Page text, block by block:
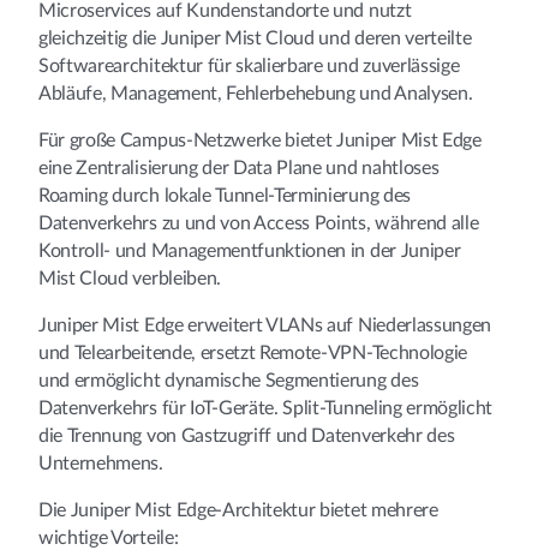
Microservices auf Kundenstandorte und nutzt
gleichzeitig die Juniper Mist Cloud und deren verteilte
Softwarearchitektur für skalierbare und zuverlässige
Abläufe, Management, Fehlerbehebung und Analysen.
Für große Campus-Netzwerke bietet Juniper Mist Edge
eine Zentralisierung der Data Plane und nahtloses
Roaming durch lokale Tunnel-Terminierung des
Datenverkehrs zu und von Access Points, während alle
Kontroll- und Managementfunktionen in der Juniper
Mist Cloud verbleiben.
Juniper Mist Edge erweitert VLANs auf Niederlassungen
und Telearbeitende, ersetzt Remote‑VPN-Technologie
und ermöglicht dynamische Segmentierung des
Datenverkehrs für IoT-Geräte. Split-Tunneling ermöglicht
die Trennung von Gastzugriff und Datenverkehr des
Unternehmens.
Die Juniper Mist Edge-Architektur bietet mehrere
wichtige Vorteile: